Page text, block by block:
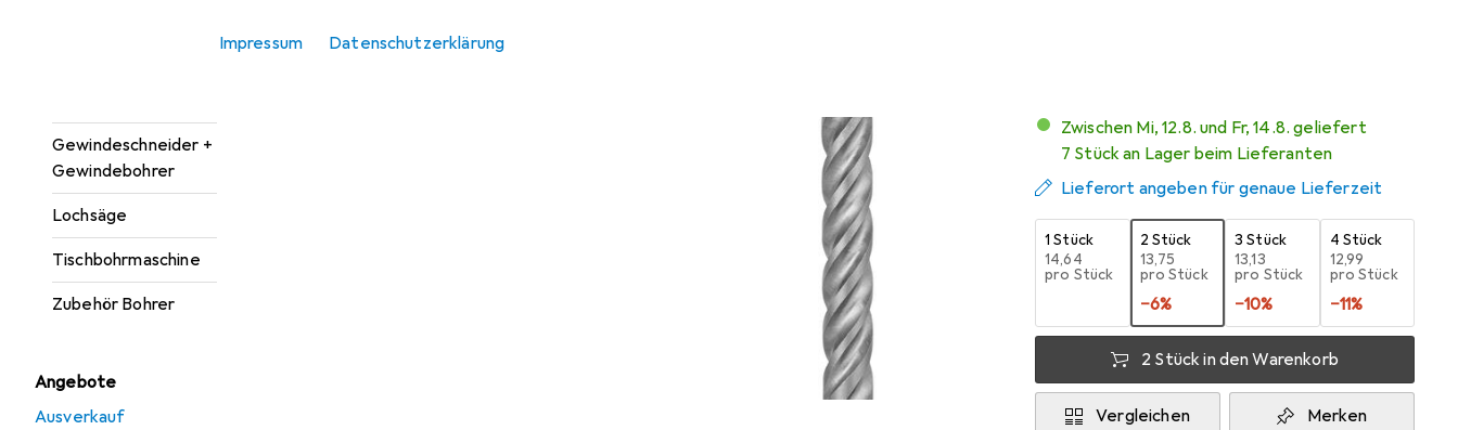
Impressum Datenschutzerklärung
Gewindeschneider +
Gewindebohrer
Lochsäge
Tischbohrmaschine
Zubehör Bohrer
Angebote
Ausverkauf
Zwischen Mi, 12.8. und Fr, 14.8. geliefert
7 Stück an Lager beim Lieferanten
Lieferort angeben für genaue Lieferzeit
1 Stück
EUR
14,64
pro Stück
2 Stück
EUR
13,75
pro Stück
−6%
3 Stück
EUR
13,13
pro Stück
−10%
4 Stück
EUR
12,99
pro Stück
−11%
2 Stück in den Warenkorb
Vergleichen Merken